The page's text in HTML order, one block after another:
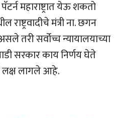
महाराष्ट्रात येऊ शकतो
मंत्री ना. छगन
तरी सर्वोच्च न्यायालयाच्या
सरकार काय निर्णय घेते
लक्ष लागले आहे.